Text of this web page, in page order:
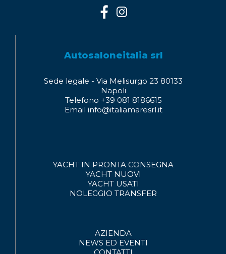
Autosaloneitalia srl
Sede legale - Via Melisurgo 23 80133
Napoli
Telefono +39 081 8186615
Email info@italiamaresrl.it
YACHT IN PRONTA CONSEGNA
YACHT NUOVI
YACHT USATI
NOLEGGIO TRANSFER
AZIENDA
NEWS ED EVENTI
CONTATTI